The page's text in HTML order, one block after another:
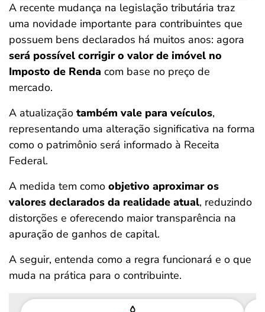
A recente mudança na legislação tributária traz
uma novidade importante para contribuintes que
possuem bens declarados há muitos anos: agora
será possível corrigir o valor de imóvel no
Imposto de Renda com base no preço de
mercado.
A atualização também vale para veículos,
representando uma alteração significativa na forma
como o patrimônio será informado à Receita
Federal.
A medida tem como objetivo aproximar os
valores declarados da realidade atual, reduzindo
distorções e oferecendo maior transparência na
apuração de ganhos de capital.
A seguir, entenda como a regra funcionará e o que
muda na prática para o contribuinte.